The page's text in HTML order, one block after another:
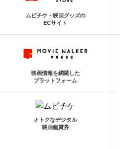
ムビチケ・映画グッズの
ECサイト
映画情報を網羅した
プラットフォーム
オトクなデジタル
映画鑑賞券